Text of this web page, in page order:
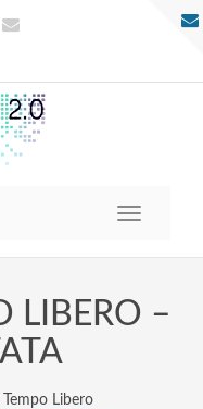
Toggle
LIBERO –
Libero